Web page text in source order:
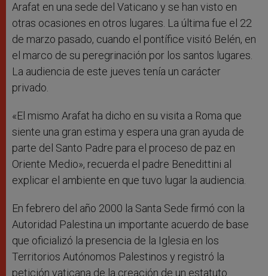
Arafat en una sede del Vaticano y se han visto en
otras ocasiones en otros lugares. La última fue el 22
de marzo pasado, cuando el pontífice visitó Belén, en
el marco de su peregrinación por los santos lugares.
La audiencia de este jueves tenía un carácter
privado.
«El mismo Arafat ha dicho en su visita a Roma que
siente una gran estima y espera una gran ayuda de
parte del Santo Padre para el proceso de paz en
Oriente Medio», recuerda el padre Benedittini al
explicar el ambiente en que tuvo lugar la audiencia.
En febrero del año 2000 la Santa Sede firmó con la
Autoridad Palestina un importante acuerdo de base
que oficializó la presencia de la Iglesia en los
Territorios Autónomos Palestinos y registró la
petición vaticana de la creación de un estatuto